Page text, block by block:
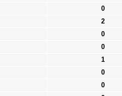
0
2
0
0
1
0
0